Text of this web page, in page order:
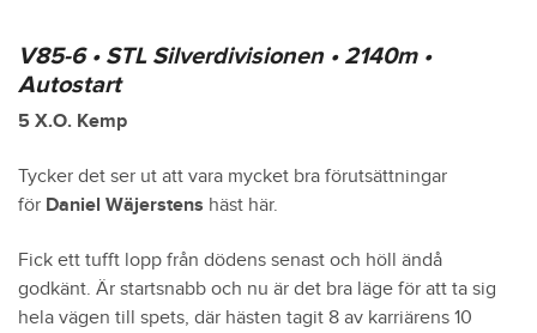
V85-6 • STL Silverdivisionen • 2140m •
Autostart
5 X.O. Kemp
Tycker det ser ut att vara mycket bra förutsättningar
för Daniel Wäjerstens häst här.
Fick ett tufft lopp från dödens senast och höll ändå
godkänt. Är startsnabb och nu är det bra läge för att ta sig
hela vägen till spets, där hästen tagit 8 av karriärens 10